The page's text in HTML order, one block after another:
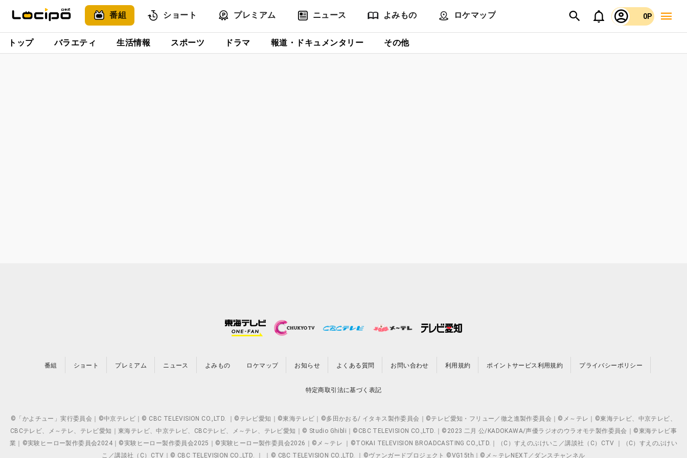
番組 ショート プレミアム ニュース よみもの ロケマップ 0P
トップ バラエティ 生活情報 スポーツ ドラマ 報道・ドキュメンタリー その他
番組 ショート プレミアム ニュース よみもの ロケマップ お知らせ よくある質問 お問い合わせ 利用規約 ポイントサービス利用規約 プライバシーポリシー
特定商取引法に基づく表記
©「かよチュー」実行委員会｜©中京テレビ｜© CBC TELEVISION CO.,LTD. ｜©テレビ愛知｜©東海テレビ｜©多田かおる/ イタキス製作委員会｜©テレビ愛知・フリュー／徹之進製作委員会｜©メ～テレ｜©東海テレビ、中京テレビ、
CBCテレビ、メ～テレ、テレビ愛知｜東海テレビ、中京テレビ、CBCテレビ、メ～テレ、テレビ愛知｜© Studio Ghibli｜©CBC TELEVISION CO.,LTD.｜©2023 二月 公/KADOKAWA/声優ラジオのウラオモテ製作委員会｜©東海テレビ事
業｜©実験ヒーロー製作委員会2024｜©実験ヒーロー製作委員会2025｜©実験ヒーロー製作委員会2026｜©メ～テレ ｜©TOKAI TELEVISION BROADCASTING CO.,LTD.｜（C）すえのぶけいこ／講談社（C）CTV ｜（C）すえのぶけい
こ／講談社（C）CTV｜© CBC TELEVISION CO.,LTD. ｜ ｜© CBC TELEVISION CO.,LTD. ｜©ヴァンガードプロジェクト ©VG15th｜©メ～テレNEXT／ダンスチャンネル